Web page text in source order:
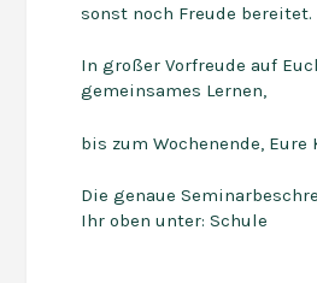
sonst noch Freude bereitet.
In großer Vorfreude auf
gemeinsames Lernen,
bis zum Wochenende, Eure
Die genaue
Ihr oben unter: Schule